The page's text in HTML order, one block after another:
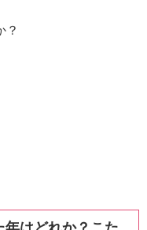
？